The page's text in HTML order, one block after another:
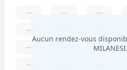
—
—
—
—
—
—
—
Aucun rendez-vous
MILANESI.